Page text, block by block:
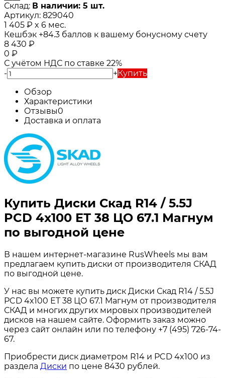
Склад: В наличии: 5 шт.
Артикул: 829040
1 405 ₽ x 6 мес.
Кешбэк +84.3 баллов к вашему бонусному счету
8 430 ₽
0 ₽
С учётом НДС по ставке 22%
-
+Купить
Обзор
Характеристики
Отзывы0
Доставка и оплата
Купить Диски Скад R14 / 5.5J
PCD 4x100 ЕТ 38 ЦО 67.1 Магнум
по выгодной цене
В нашем интернет-магазине RusWheels мы вам
предлагаем купить диски от производителя СКАД
по выгодной цене.
У нас вы можете купить диск Диски Скад R14 / 5.5J
PCD 4x100 ЕТ 38 ЦО 67.1 Магнум от производителя
СКАД и многих других мировых производителей
дисков на нашем сайте. Оформить заказ можно
через сайт онлайн или по телефону +7 (495) 726-74-
67.
Приобрести диск диаметром R14 и PCD 4x100 из
раздела Диски по цене 8430 рублей.